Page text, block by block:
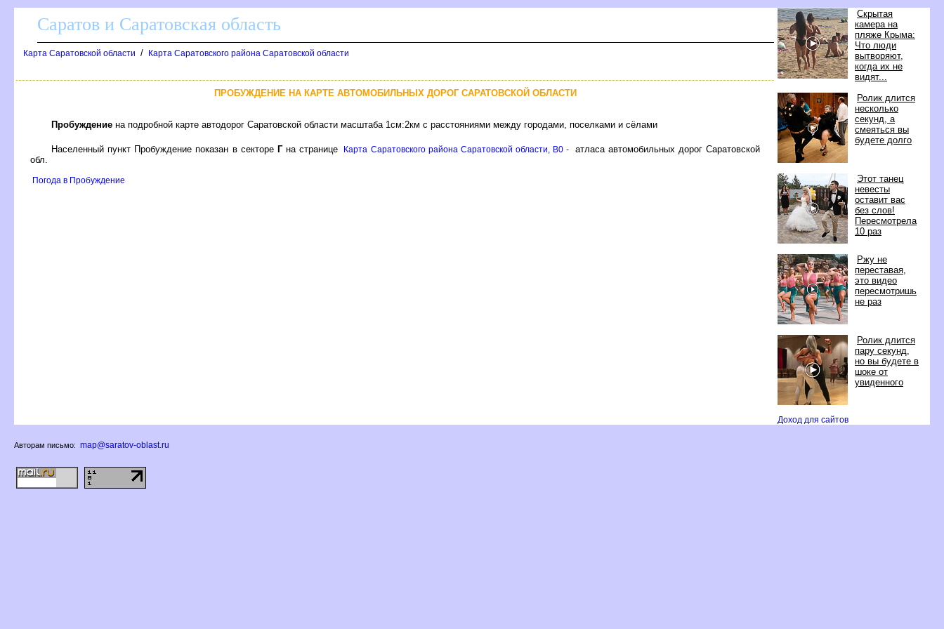
Скрытая
камера на
пляже Крыма:
Что люди
ытворяют,
когда их не
идят...
Ролик длится
несколько
секунд, а
смеяться вы
удете долго
Этот танец
невесты
оставит вас
ез слов!
Пересмотрела
10 раз
Ржу не
переставая,
это видео
пересмотришь
не раз
Ролик длится
пару секунд,
но вы будете
шоке от
увиденного
Доход для сайто
Саратов и Саратовская область
Карта Саратовской области / Карта Саратовского района Саратовской области
ПРОБУЖДЕНИЕ НА КАРТЕ АВТОМОБИЛЬНЫХ ДОРОГ САРАТОВСКОЙ ОБЛАСТИ
Пробуждение на подробной карте автодорог Саратовской области масштаба 1см:2км с расстояниями между городами, поселками и сёлами
Населенный пункт Пробуждение показан в секторе Гна странице Карта Саратовского района Саратовской области, B0 -
атласа автомобильных дорог Саратовской
обл.
Погода в Пробуждение
Авторам письмо: map@saratov-oblast.ru